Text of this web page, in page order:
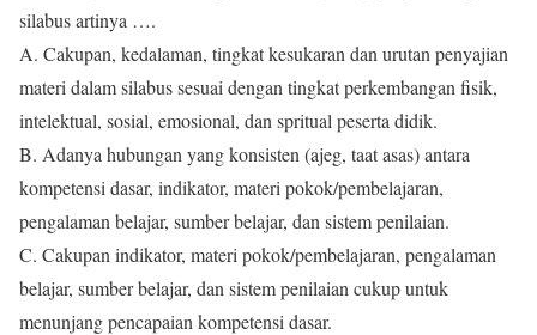
silabus artinya ….
A. Cakupan, kedalaman, tingkat kesukaran dan urutan penyajian
materi dalam silabus sesuai dengan tingkat perkembangan fisik,
intelektual, sosial, emosional, dan spritual peserta didik.
B. Adanya hubungan yang konsisten (ajeg, taat asas) antara
kompetensi dasar, indikator, materi pokok/pembelajaran,
pengalaman belajar, sumber belajar, dan sistem penilaian.
C. Cakupan indikator, materi pokok/pembelajaran, pengalaman
belajar, sumber belajar, dan sistem penilaian cukup untuk
menunjang pencapaian kompetensi dasar.